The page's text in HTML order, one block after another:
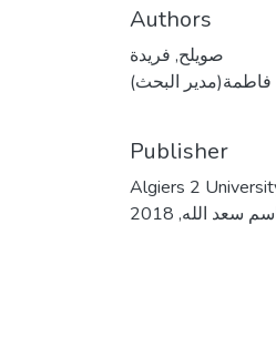
Authors
صويلح, فريدة
البحث)
Publisher
Algiers 2